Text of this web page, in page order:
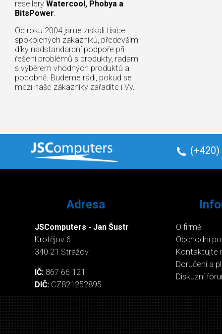
resellery Watercool, Phobya a
BitsPower.
Od roku 2004 jsme získali tisíce
spokojených zákazníků, především
díky nadstandardní podpoře při
řešení problémů s produkty, radami
s výběrem vhodných produktů a
podobně. Budeme rádi, pokud se
mezi naše zákazníky zařadíte i Vy.
(+420)
Adresa
JSComputers - Jan Šustr
Krotějov 6
340 21 Strážov
IČ: 867 66 121
DIČ: CZ821252895
O firmě
Obchodní
Kontaktujte
Doručení a
Diskuzní